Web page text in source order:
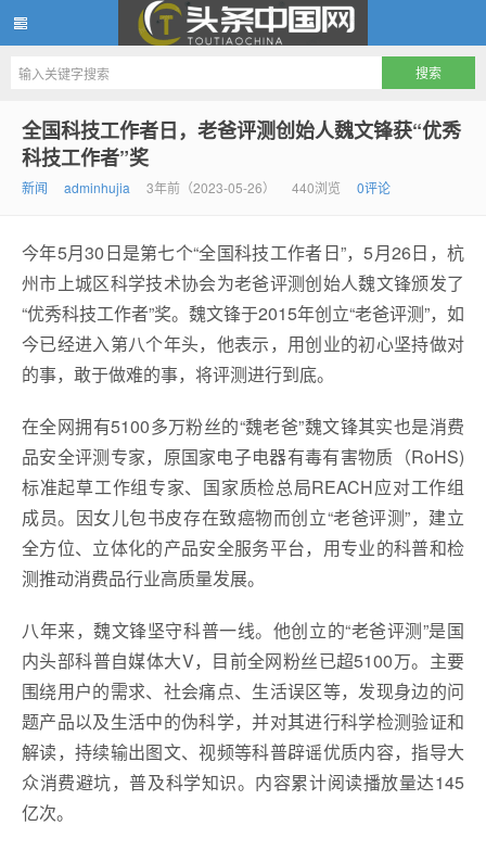
头条中国网
全国科技工作者日，老爸评测创始人魏文锋获“优秀
科技工作者”奖
新闻 adminhujia 3年前（2023-05-26） 440浏览 0评论
今年5月30日是第七个“全国科技工作者日”，5月26日，杭
州市上城区科学技术协会为老爸评测创始人魏文锋颁发了
“优秀科技工作者”奖。魏文锋于2015年创立“老爸评测”，如
今已经进入第八个年头，他表示，用创业的初心坚持做对
的事，敢于做难的事，将评测进行到底。
在全网拥有5100多万粉丝的“魏老爸”魏文锋其实也是消费
品安全评测专家，原国家电子电器有毒有害物质（RoHS)
标准起草工作组专家、国家质检总局REACH应对工作组
成员。因女儿包书皮存在致癌物而创立“老爸评测”，建立
全方位、立体化的产品安全服务平台，用专业的科普和检
测推动消费品行业高质量发展。
八年来，魏文锋坚守科普一线。他创立的“老爸评测”是国
内头部科普自媒体大V，目前全网粉丝已超5100万。主要
围绕用户的需求、社会痛点、生活误区等，发现身边的问
题产品以及生活中的伪科学，并对其进行科学检测验证和
解读，持续输出图文、视频等科普辟谣优质内容，指导大
众消费避坑，普及科学知识。内容累计阅读播放量达145
亿次。